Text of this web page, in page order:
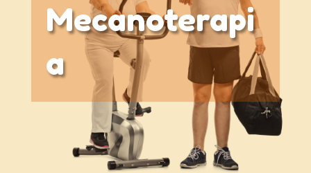
Mecanoterapi
a